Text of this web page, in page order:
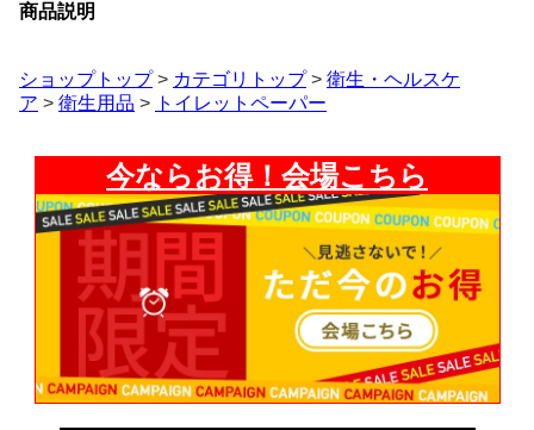
商品説明
ショップトップ> カテゴリトップ> 衛生・ヘルスケ
ア > 衛生用品 > トイレットペーパー
今ならお得！会場こちら